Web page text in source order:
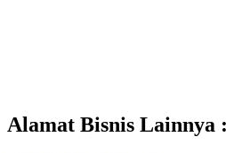
Alamat Bisnis Lainnya :